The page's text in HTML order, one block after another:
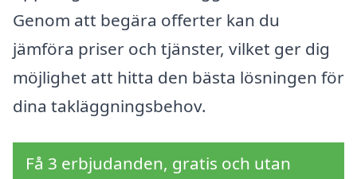
Genom att begära offerter kan du
jämföra priser och tjänster, vilket ger dig
möjlighet att hitta den bästa lösningen för
dina takläggningsbehov.
Få 3 erbjudanden, gratis och utan